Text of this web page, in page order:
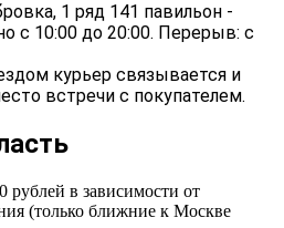
1 ряд 141 павильон -
с 10:00 до 20:00. Перерыв: с
курьер связывается и
встречи с покупателем.
рублей в зависимости от
(только ближние к Москве